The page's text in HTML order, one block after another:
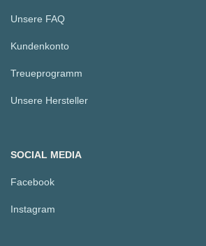
Unsere FAQ
Kundenkonto
Treueprogramm
Unsere Hersteller
SOCIAL MEDIA
Facebook
Instagram